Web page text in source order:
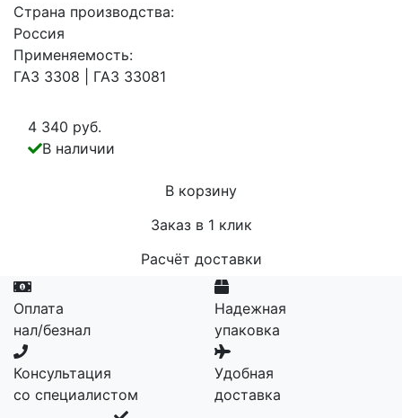
Страна производства:
Россия
Применяемость:
ГАЗ 3308 | ГАЗ 33081
4 340 руб.
В наличии
В корзину
Заказ в 1 клик
Расчёт доставки
Оплата
нал/безнал
Надежная
упаковка
Консультация
со специалистом
Удобная
доставка